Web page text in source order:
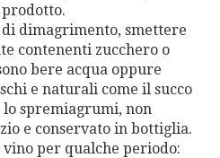
dimagrimento, smettere
contenenti zucchero o
bere acqua oppure
e naturali come il succo
lo spremiagrumi, non
e conservato in bottiglia.
per qualche periodo: